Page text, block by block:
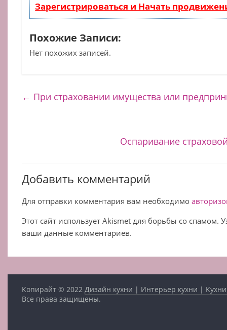
Зарегистрироваться и Начать
Похожие Записи:
Нет похожих записей.
← При страховании имущества или
Оспаривание
Добавить комментарий
Для отправки комментария вам необходимо
Этот сайт использует Akismet для борьбы со спамом.
ваши данные комментариев.
Копирайт © 2022 Дизайн кухни | Интерьер кухни |
Все права защищены.